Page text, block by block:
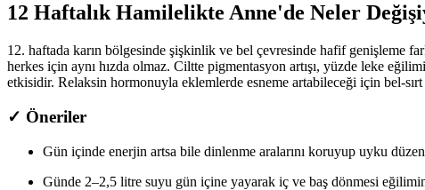
12 Haftalık Hamilelikte Anne'de Neler
12. haftada karın bölgesinde şişkinlik ve bel çevresinde hafif genişleme
herkes için aynı hızda olmaz. Ciltte pigmentasyon artışı, yüzde leke
etkisidir. Relaksin hormonuyla eklemlerde esneme artabileceği için bel-
✓ Öneriler
Gün içinde enerjin artsa bile dinlenme aralarını koruyup uyku
Günde 2–2,5 litre suyu gün içine yayarak iç ve baş dönmesi